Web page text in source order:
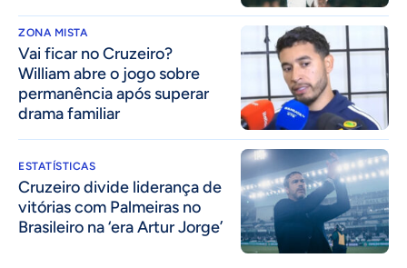
ZONA MISTA
Vai ficar no Cruzeiro?
William abre o jogo sobre
permanência após superar
drama familiar
ESTATÍSTICAS
Cruzeiro divide liderança de
vitórias com Palmeiras no
Brasileiro na ‘era Artur Jorge’